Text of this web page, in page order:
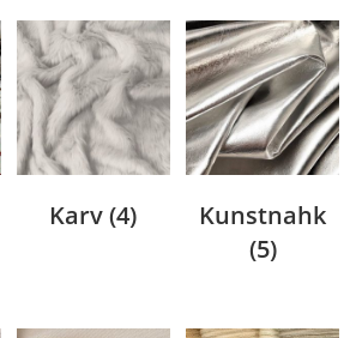
Karv(4)
Kunstnahk
(5)